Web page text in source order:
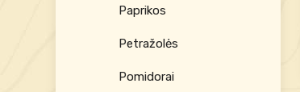
Paprikos
Petražolės
Pomidorai